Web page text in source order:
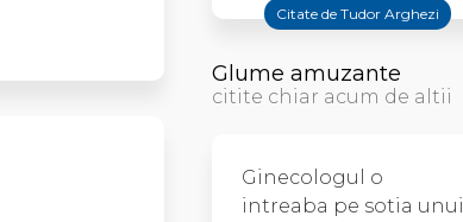
Citate de Tudor Arghezi
Glume amuzante
citite chiar acum de altii
Ginecologul o
intreaba pe sotia unui